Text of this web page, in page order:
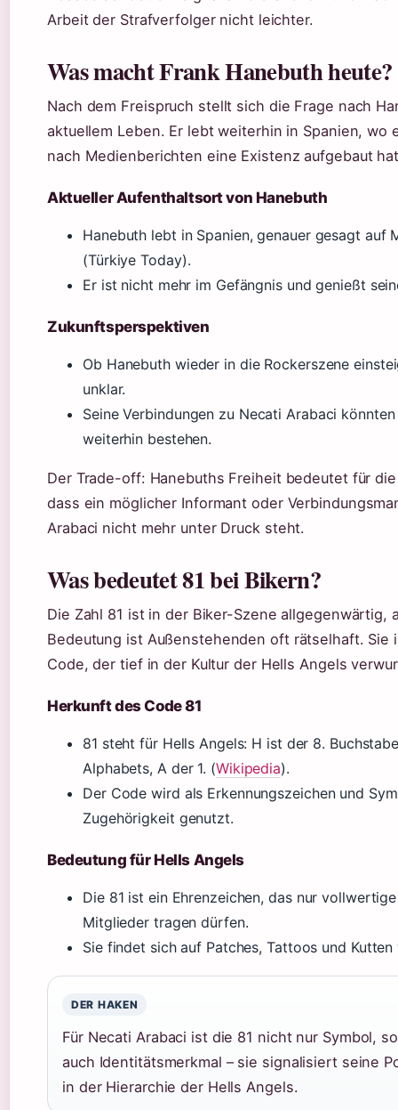
Arbeit der Strafverfolger nicht leichter.
Was macht Frank Hanebuth heute?
Nach dem Freispruch stellt sich die Frage nach
aktuellem Leben. Er lebt weiterhin in Spanien, wo
nach Medienberichten eine Existenz aufgebaut
Aktueller Aufenthaltsort von Hanebuth
Hanebuth lebt in Spanien, genauer gesagt auf
(Türkiye Today).
Er ist nicht mehr im Gefängnis und genießt
Zukunftsperspektiven
Ob Hanebuth wieder in die Rockerszene
unklar.
Seine Verbindungen zu Necati Arabaci
weiterhin bestehen.
Der Trade-off: Hanebuths Freiheit bedeutet für
dass ein möglicher Informant oder
Arabaci nicht mehr unter Druck steht.
Was bedeutet 81 bei Bikern?
Die Zahl 81 ist in der Biker-Szene allgegenwärtig,
Bedeutung ist Außenstehenden oft rätselhaft. Sie
Code, der tief in der Kultur der Hells Angels
Herkunft des Code 81
81 steht für Hells Angels: H ist der 8.
Alphabets, A der 1. (Wikipedia).
Der Code wird als Erkennungszeichen und
Zugehörigkeit genutzt.
Bedeutung für Hells Angels
Die 81 ist ein Ehrenzeichen, das nur vollwertige
Mitglieder tragen dürfen.
Sie findet sich auf Patches, Tattoos und Kutten
DER HAKEN
Für Necati Arabaci ist die 81 nicht nur Symbol,
auch Identitätsmerkmal – sie signalisiert seine
in der Hierarchie der Hells Angels.